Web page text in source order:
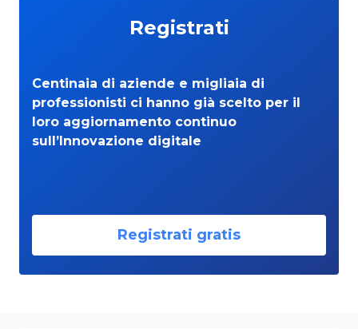
Registrati
Centinaia di aziende e migliaia di
professionisti ci hanno già scelto per il
loro aggiornamento continuo
sull’Innovazione digitale
Registrati gratis